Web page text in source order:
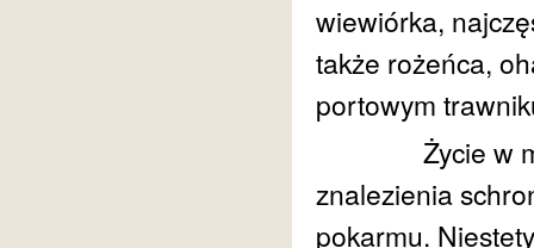
wiewiórka,
także rożeńca,
portowym
Życie w
znalezienia
pokarmu.